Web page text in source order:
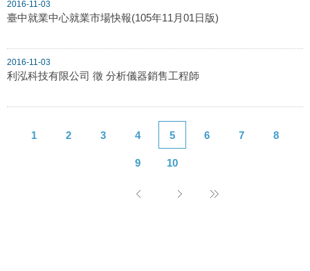
2016-11-03
臺中就業中心就業市場快報(105年11月01日版)
2016-11-03
利泓科技有限公司 徵 分析儀器銷售工程師
1 2 3 4 5 6 7 8
9 10